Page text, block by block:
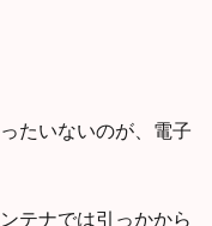
たいないのが、電子
テナでは引っかから